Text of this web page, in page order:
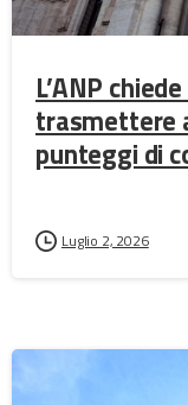
L’ANP
trasmettere
punteggi di
Luglio 2, 2026